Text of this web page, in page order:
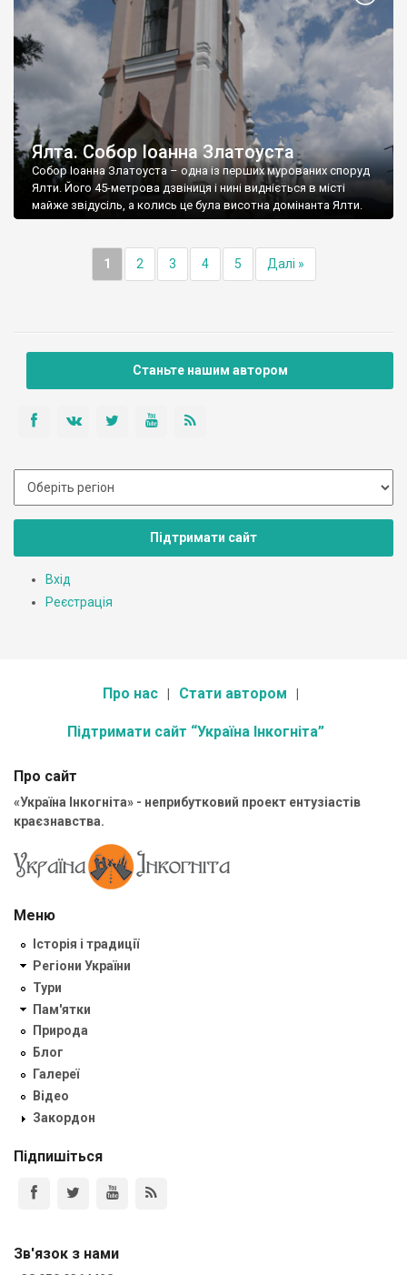
Ялта. Собор Іоанна Златоуста
Собор Іоанна Златоуста – одна із перших мурованих споруд
Ялти. Його 45-метрова дзвіниця і нині видніється в місті
майже звідусіль, а колись це була висотна домінанта Ялти.
1 2 3 4 5 Далі »
Станьте нашим автором
Підтримати сайт
Вхід
Реєстрація
Про нас Стати автором
Підтримати сайт “Україна Інкогніта”
Про сайт
«Україна Інкогніта» - неприбутковий проект ентузіастів
краєзнавства.
Меню
Історія і традиції
Регіони України
Тури
Пам'ятки
Природа
Блог
Галереї
Відео
Закордон
Підпишіться
Зв'язок з нами